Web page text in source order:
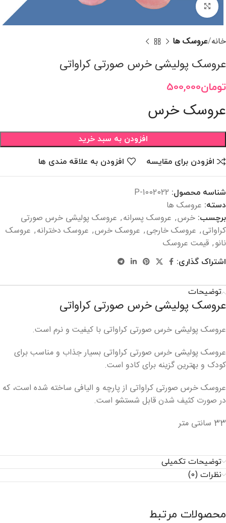
برای بزرگنمایی کلیک کنید
خانه عروسک ها
عروسک پولیشی خرس صورتی کراواتی
تومان500,000
عروسک خرس
افزودن به سبد خرید
افزودن برای مقایسه افزودن به علاقه مندی ها
شناسه محصول: P-1002022
دسته: عروسک ها
برچسب: خرس, عروسک پسرانه, عروسک پولیشی خرس صورتی
کراواتی, عروسک خارجی, عروسک خرس, عروسک دخترانه, عروسک
نانو, قیمت عروسک
اشتراک گذاری:
توضیحات
عروسک پولیشی خرس صورتی کراواتی
عروسک پولیشی خرس صورتی کراواتی با کیفیت و نرم است.
عروسک پولیشی خرس صورتی کراواتی بسیار جذاب و مناسب برای
کودک و بهترین گزینه برای کادو است.
عروسک خرس صورتی کراواتی از پارچه و الیافی ساخته شده است، که
در صورت کثیف شدن قابل شستشو است.
33 سانتی متر
توضیحات تکمیلی
نظرات (0)
محصولات مرتبط